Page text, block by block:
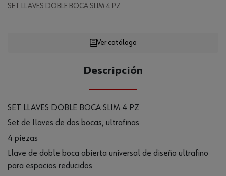
SET LLAVES DOBLE BOCA SLIM 4 PZ
Loading...
Ver catálogo
Descripción
SET LLAVES DOBLE BOCA SLIM 4 PZ
Set de llaves de dos bocas, ultrafinas
4 piezas
Llave de doble boca abierta universal de diseño ultrafino
para espacios reducidos